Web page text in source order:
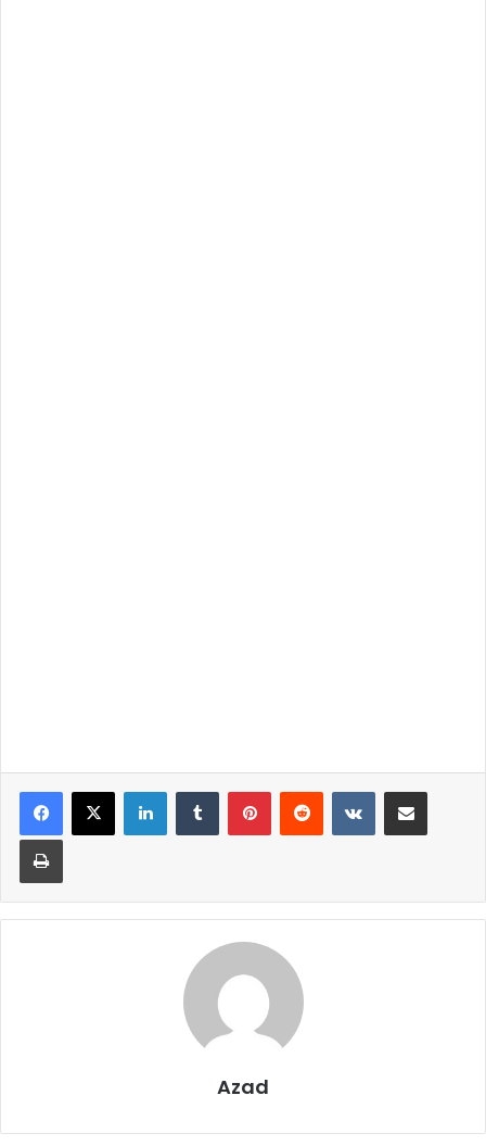
LinkedInTumblr PinterestReddit VKontakteShare via Email
Print
Azad